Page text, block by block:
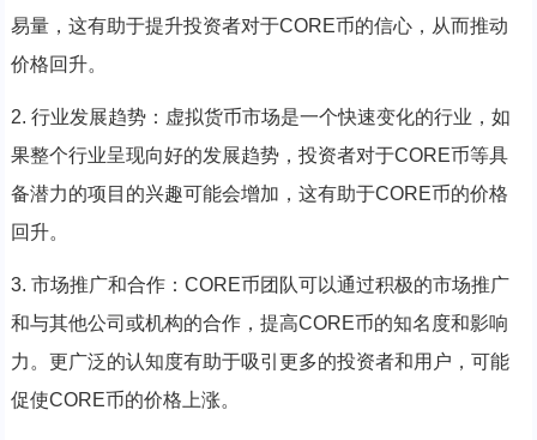
易量，这有助于提升投资者对于CORE币的信心，从而推动
价格回升。
2. 行业发展趋势：虚拟货币市场是一个快速变化的行业，如
果整个行业呈现向好的发展趋势，投资者对于CORE币等具
备潜力的项目的兴趣可能会增加，这有助于CORE币的价格
回升。
3. 市场推广和合作：CORE币团队可以通过积极的市场推广
和与其他公司或机构的合作，提高CORE币的知名度和影响
力。更广泛的认知度有助于吸引更多的投资者和用户，可能
促使CORE币的价格上涨。